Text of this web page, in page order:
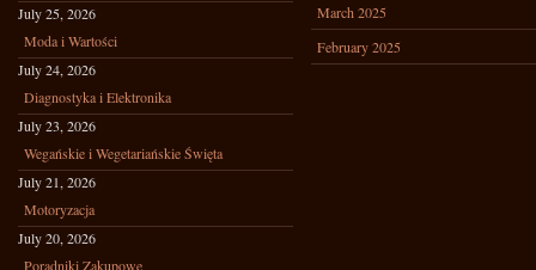
July 25, 2026
Moda i Wartości
July 24, 2026
Diagnostyka i Elektronika
July 23, 2026
Wegańskie i Wegetariańskie Święta
July 21, 2026
Motoryzacja
July 20, 2026
Poradniki Zakupowe
March 2025
February 2025